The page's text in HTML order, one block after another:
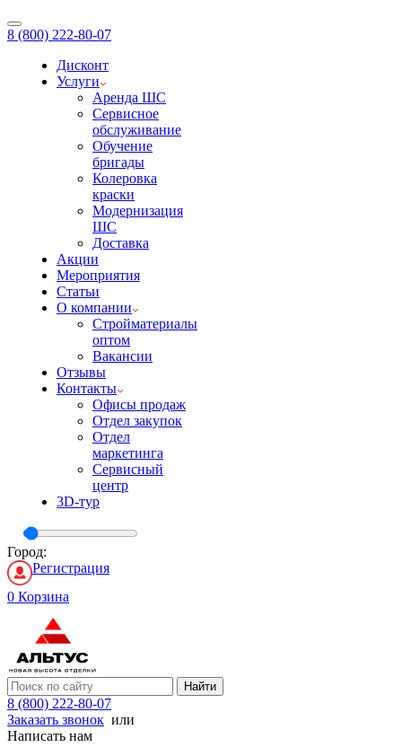
8 (800) 222-80-07
Дисконт
Услуги
Аренда ШС
Сервисное
обслуживание
Обучение
бригады
Колеровка
краски
Модернизация
ШС
Доставка
Акции
Мероприятия
Статьи
О компании
Стройматериалы
оптом
Вакансии
Отзывы
Контакты
Офисы продаж
Отдел закупок
Отдел
маркетинга
Сервисный
центр
3D-тур
Город:
Регистрация
0 Корзина
Найти
8 (800) 222-80-07
Заказать звонок или
Написать нам